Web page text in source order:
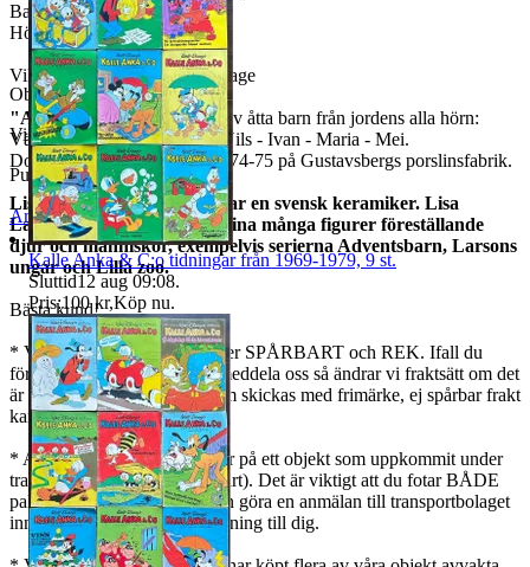
Barn" - Stengods - Nyskick
Höjd ca 12 cm
Vikt ca 265 gram utan emballage
"All världens barn"består av åtta barn från jordens alla hörn:
Väst - Syd - Nord - Öst och Nils - Ivan - Maria - Mei.
Dom formgavs under åren 1974-75 på Gustavsbergs porslinsfabrik.
Lisa Larson (1931 - 2024) var en svensk keramiker. Lisa
Larson har blivit känd för sina många figurer föreställande
djur och människor, exempelvis serierna Adventsbarn, Larsons
ungar och Lilla zoo.
Bästa kund!
* Vi använder oss av Schenker SPÅRBART och REK. Ifall du
föredrar ett annat alternativ, meddela oss så ändrar vi fraktsätt om det
är möjligt. Tänk på att det som skickas med frimärke, ej spårbar frakt
kan vi inte ansvara för.
* Angående eventuella skador på ett objekt som uppkommit under
transport (gäller endast spårbart). Det är viktigt att du fotar BÅDE
paketet och objektet, så vi kan göra en anmälan till transportbolaget
innan vi kan göra en återbetalning till dig.
Objektnr 734 945 520
Visningar 277
Publicerad 5 jun 09:40
Anmäl Sälj liknande
Kalle Anka & C:o tidningar från 1969-1979, 9 st.
Sluttid12 aug 09:08.
Pris:100 kr,Köp nu.